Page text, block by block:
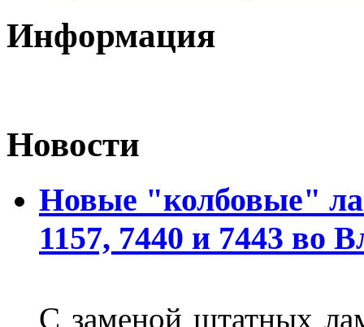
Информация
Новости
Новые "колбовые"
1157, 7440 и 7443 во
С заменой штатных